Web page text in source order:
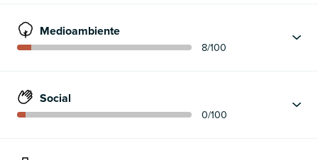
Medioambiente
8/100
Social
0/100